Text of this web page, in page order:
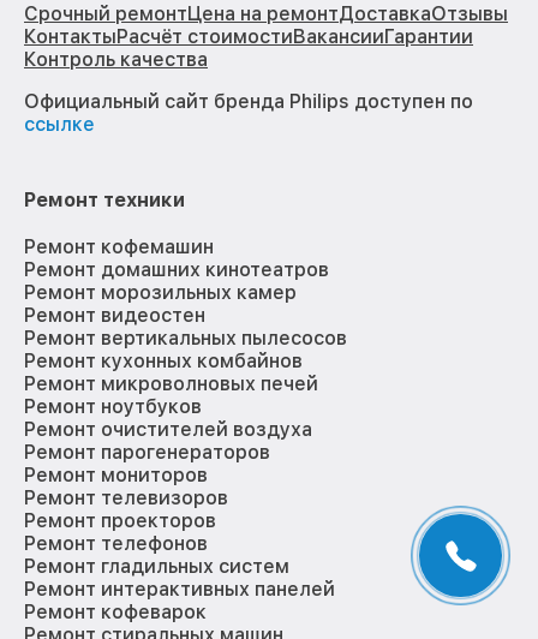
Срочный ремонтЦена на ремонтДоставкаОтзывы
КонтактыРасчёт стоимостиВакансииГарантии
Контроль качества
Официальный сайт бренда Philips доступен по
ссылке
Ремонт техники
Ремонт кофемашин
Ремонт домашних кинотеатров
Ремонт морозильных камер
Ремонт видеостен
Ремонт вертикальных пылесосов
Ремонт кухонных комбайнов
Ремонт микроволновых печей
Ремонт ноутбуков
Ремонт очистителей воздуха
Ремонт парогенераторов
Ремонт мониторов
Ремонт телевизоров
Ремонт проекторов
Ремонт телефонов
Ремонт гладильных систем
Ремонт интерактивных панелей
Ремонт кофеварок
Ремонт стиральных машин